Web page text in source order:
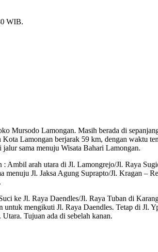
WIB.
Mursodo Lamongan. Masih berada di
Lamongan berjarak 59 km, dengan waktu
sama menuju Wisata Bahari Lamongan.
Ambil arah utara di Jl. Lamongrejo/Jl. Raya
menuju Jl. Jaksa Agung Suprapto/Jl. Kragan –
ke Jl. Raya Daendles/Jl. Raya Tuban di
untuk mengikuti Jl. Raya Daendles. Tetap di Jl.
Tujuan ada di sebelah kanan.